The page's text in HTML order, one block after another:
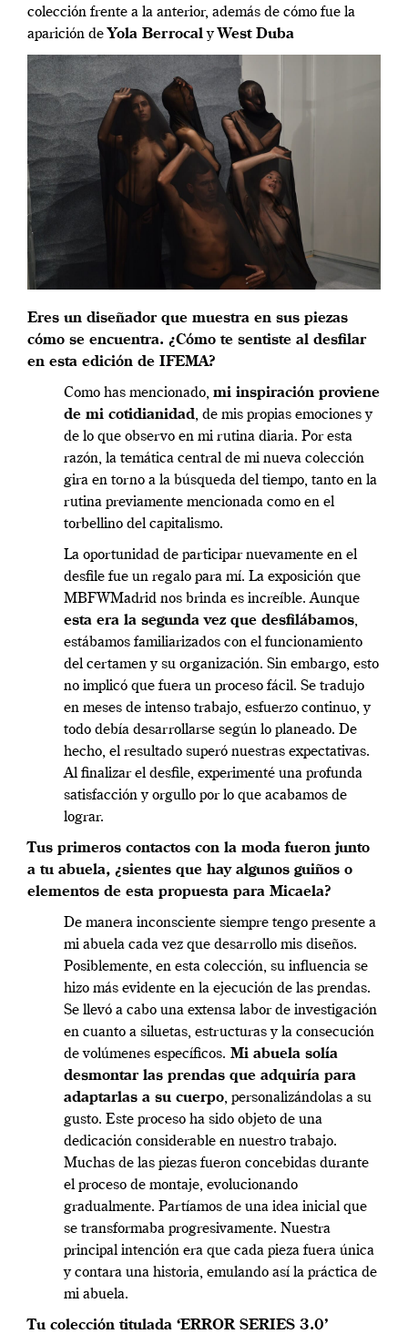
colección frente a la anterior, además de cómo fue la
aparición de Yola BerrocalyWest Duba
Eres un diseñador que muestra en sus piezas
cómo se encuentra. ¿Cómo te sentiste al desfilar
en esta edición de IFEMA?
Como has mencionado, mi inspiración proviene
de mi cotidianidad, de mis propias emociones y
de lo que observo en mi rutina diaria. Por esta
razón, la temática central de mi nueva colección
gira en torno a la búsqueda del tiempo, tanto en la
rutina previamente mencionada como en el
torbellino del capitalismo.
La oportunidad de participar nuevamente en el
desfile fue un regalo para mí. La exposición que
MBFWMadrid nos brinda es increíble. Aunque
esta era la segunda vez que desfilábamos,
estábamos familiarizados con el funcionamiento
del certamen y su organización. Sin embargo, esto
no implicó que fuera un proceso fácil. Se tradujo
en meses de intenso trabajo, esfuerzo continuo, y
todo debía desarrollarse según lo planeado. De
hecho, el resultado superó nuestras expectativas.
Al finalizar el desfile, experimenté una profunda
satisfacción y orgullo por lo que acabamos de
lograr.
Tus primeros contactos con la moda fueron junto
a tu abuela, ¿sientes que hay algunos guiños o
elementos de esta propuesta para Micaela?
De manera inconsciente siempre tengo presente a
mi abuela cada vez que desarrollo mis diseños.
Posiblemente, en esta colección, su influencia se
hizo más evidente en la ejecución de las prendas.
Se llevó a cabo una extensa labor de investigación
en cuanto a siluetas, estructuras y la consecución
de volúmenes específicos. Mi abuela solía
desmontar las prendas que adquiría para
adaptarlas a su cuerpo, personalizándolas a su
gusto. Este proceso ha sido objeto de una
dedicación considerable en nuestro trabajo.
Muchas de las piezas fueron concebidas durante
el proceso de montaje, evolucionando
gradualmente. Partíamos de una idea inicial que
se transformaba progresivamente. Nuestra
principal intención era que cada pieza fuera única
y contara una historia, emulando así la práctica de
mi abuela.
Tu colección titulada ‘ERROR SERIES 3.0’